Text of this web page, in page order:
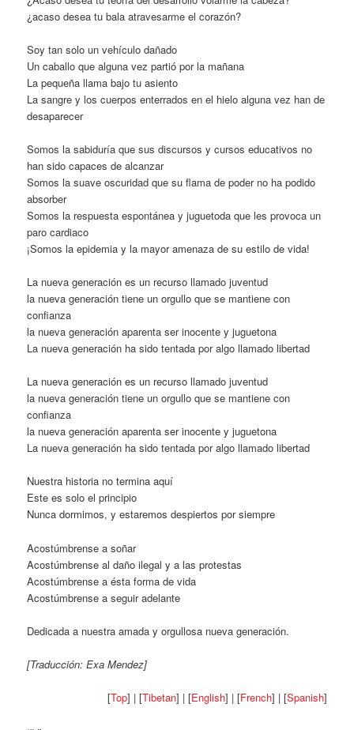
¿acaso desea tu bala atravesarme el corazón?
Soy tan solo un vehículo dañado
Un caballo que alguna vez partió por la mañana
La pequeña llama bajo tu asiento
La sangre y los cuerpos enterrados en el hielo alguna vez han de
desaparecer
Somos la sabiduría que sus discursos y cursos educativos no
han sido capaces de alcanzar
Somos la suave oscuridad que su flama de poder no ha podido
absorber
Somos la respuesta espontánea y juguetoda que les provoca un
paro cardiaco
¡Somos la epidemia y la mayor amenaza de su estilo de vida!
La nueva generación es un recurso llamado juventud
la nueva generación tiene un orgullo que se mantiene con
confianza
la nueva generación aparenta ser inocente y juguetona
La nueva generación ha sido tentada por algo llamado libertad
La nueva generación es un recurso llamado juventud
la nueva generación tiene un orgullo que se mantiene con
confianza
la nueva generación aparenta ser inocente y juguetona
La nueva generación ha sido tentada por algo llamado libertad
Nuestra historia no termina aquí
Este es solo el principio
Nunca dormimos, y estaremos despiertos por siempre
Acostúmbrense a soñar
Acostúmbrense al daño ilegal y a las protestas
Acostúmbrense a ésta forma de vida
Acostúmbrense a seguir adelante
Dedicada a nuestra amada y orgullosa nueva generación.
[Traducción: Exa Mendez]
[Top] | [Tibetan] | [English] | [French] | [Spanish]